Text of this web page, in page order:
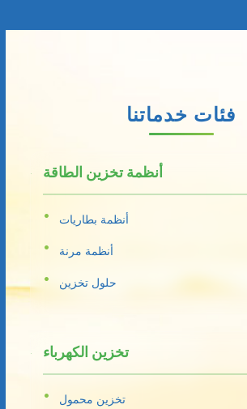
فئات خدماتنا
أنظمة تخزين الطاقة
أنظمة بطاريات
أنظمة مرنة
حلول تخزين
تخزين الكهرباء
تخزين محمول